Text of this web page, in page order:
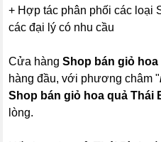
+ Hợp tác phân phối các loại
các đại lý có nhu cầu
Cửa hàngShop bán giỏ
hàng đầu, với phương châm "
Shop bán giỏ hoa quả Thái
lòng.